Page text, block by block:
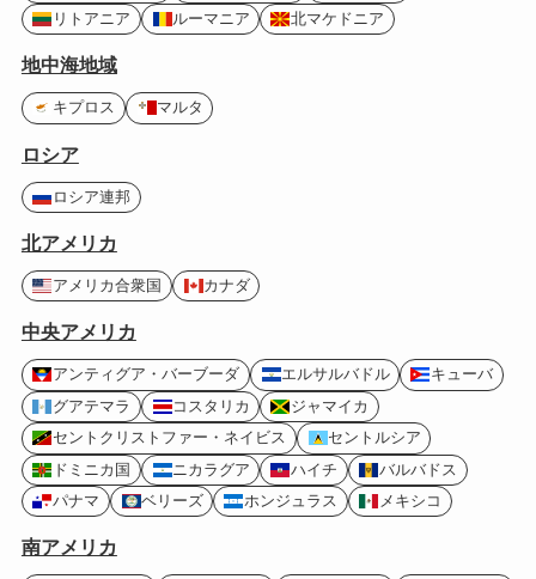
リトアニア
ルーマニア 北マケドニア
地中海地域
キプロス マルタ
ロシア
ロシア連邦
北アメリカ
アメリカ合衆国 カナダ
中央アメリカ
アンティグア・バーブーダ エルサルバドル
キューバ
グアテマラ
コスタリカ
ジャマイカ
セントクリストファー・ネイビス
セントルシア
ドミニカ国
ニカラグア ハイチ
バルバドス
パナマ
ベリーズ ホンジュラス メキシコ
南アメリカ